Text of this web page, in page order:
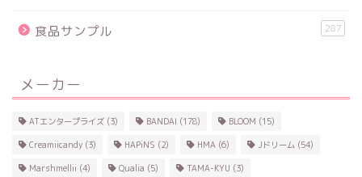
食品サンプル 287
メーカー
ATエンタープライズ (3) BANDAI (178) BLOOM (15)
Creamiicandy (3) HAPiNS (2) HMA (6) Jドリーム (54)
Marshmellii (4) Qualia (5) TAMA-KYU (3)